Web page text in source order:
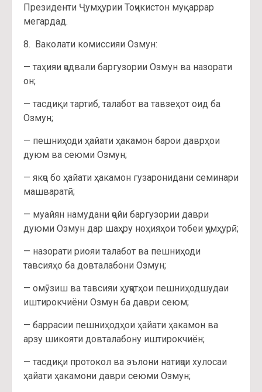
Президенти Ҷумҳурии Тоҷикистон муқаррар
мегардад.
8. Ваколати комиссияи Озмун:
— таҳияи ҷадвали баргузории Озмун ва назорати
он;
— тасдиқи тартиб, талабот ва тавзеҳот оид ба
Озмун;
— пешниҳоди ҳайати ҳакамон барои даврҳои
дуюм ва сеюми Озмун;
— якҷо бо ҳайати ҳакамон гузаронидани семинари
машваратӣ;
— муайян намудани ҷойи баргузории даври
дуюми Озмун дар шаҳру ноҳияҳои тобеи ҷумҳурӣ;
— назорати риояи талабот ва пешниҳоди
тавсияҳо ба довталабони Озмун;
— омӯзиш ва тавсияи ҳуҷҷатҳои пешниҳодшудаи
иштирокчиёни Озмун ба даври сеюм;
— баррасии пешниҳодҳои ҳайати ҳакамон ва
арзу шикояти довталабону иштирокчиён;
— тасдиқи протокол ва эълони натиҷаи хулосаи
ҳайати ҳакамони даври сеюми Озмун;